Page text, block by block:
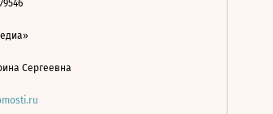
Сергеевна